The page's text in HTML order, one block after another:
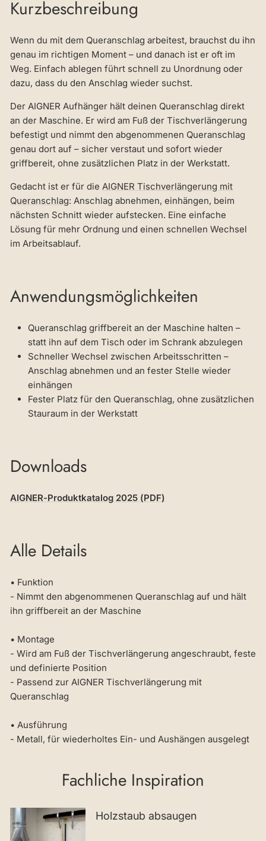
Kurzbeschreibung
Wenn du mit dem Queranschlag arbeitest, brauchst du ihn
genau im richtigen Moment – und danach ist er oft im
Weg. Einfach ablegen führt schnell zu Unordnung oder
dazu, dass du den Anschlag wieder suchst.
Der AIGNER Aufhänger hält deinen Queranschlag direkt
an der Maschine. Er wird am Fuß der Tischverlängerung
befestigt und nimmt den abgenommenen Queranschlag
genau dort auf – sicher verstaut und sofort wieder
griffbereit, ohne zusätzlichen Platz in der Werkstatt.
Gedacht ist er für die AIGNER Tischverlängerung mit
Queranschlag: Anschlag abnehmen, einhängen, beim
nächsten Schnitt wieder aufstecken. Eine einfache
Lösung für mehr Ordnung und einen schnellen Wechsel
im Arbeitsablauf.
Anwendungsmöglichkeiten
Queranschlag griffbereit an der Maschine halten –
statt ihn auf dem Tisch oder im Schrank abzulegen
Schneller Wechsel zwischen Arbeitsschritten –
Anschlag abnehmen und an fester Stelle wieder
einhängen
Fester Platz für den Queranschlag, ohne zusätzlichen
Stauraum in der Werkstatt
Downloads
AIGNER-Produktkatalog 2025 (PDF)
Alle Details
• Funktion
- Nimmt den abgenommenen Queranschlag auf und hält
ihn griffbereit an der Maschine
• Montage
- Wird am Fuß der Tischverlängerung angeschraubt, feste
und definierte Position
- Passend zur AIGNER Tischverlängerung mit
Queranschlag
• Ausführung
- Metall, für wiederholtes Ein- und Aushängen ausgelegt
Fachliche Inspiration
Holzstaub absaugen